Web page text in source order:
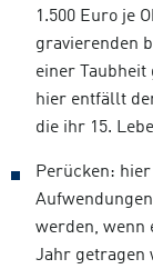
1.500 Euro je
gravierenden
einer
hier entfällt
die ihr 15.
Perücken:
werden, wenn
Jahr getragen